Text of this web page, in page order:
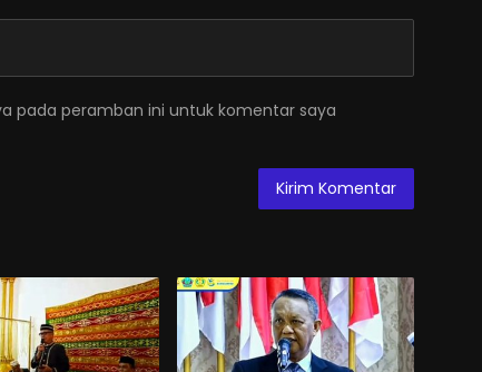
pada peramban ini untuk komentar saya